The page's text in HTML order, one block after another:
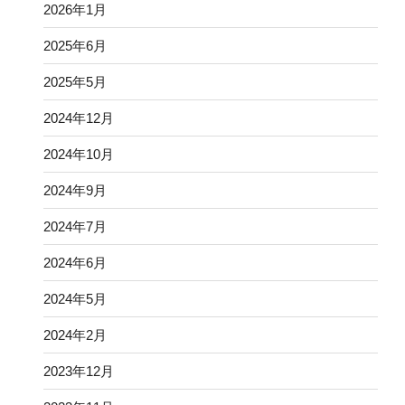
2026年1月
2025年6月
2025年5月
2024年12月
2024年10月
2024年9月
2024年7月
2024年6月
2024年5月
2024年2月
2023年12月